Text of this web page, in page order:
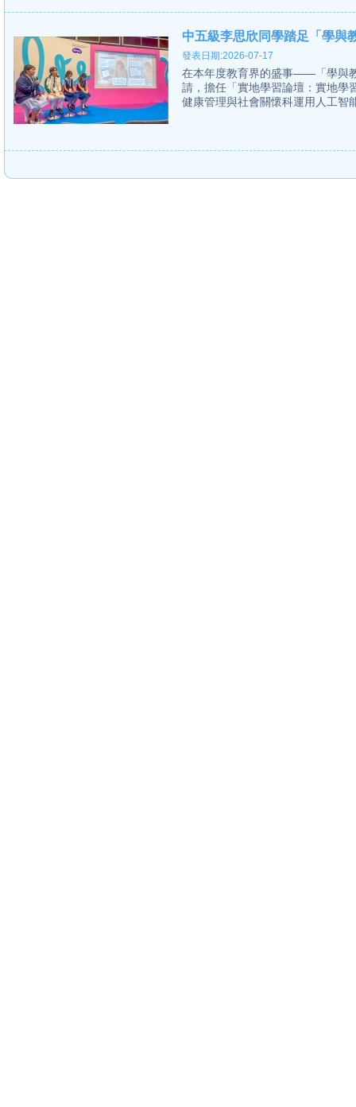
中五級李思欣同學踏足「學與
發表日期:2026-07-17
在本年度教育界的盛事——「學與
請，擔任「實地學習論壇：實地學
健康管理與社會關懷科運用人工智